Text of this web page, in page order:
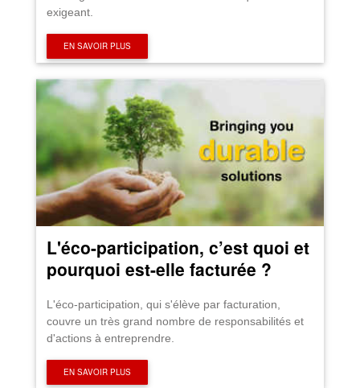
exigeant.
EN SAVOIR PLUS
L'éco-participation, c’est quoi et
pourquoi est-elle facturée ?
L'éco-participation, qui s'élève par facturation,
couvre un très grand nombre de responsabilités et
d'actions à entreprendre.
EN SAVOIR PLUS